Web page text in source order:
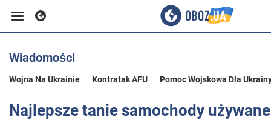
Biznes
Sport
Wiadomości
Wojna Na Ukrainie Kontratak AFU Pomoc Wojskowa Dla
Najlepsze tanie samochody